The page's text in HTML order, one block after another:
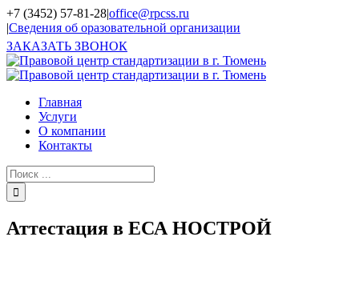
+7 (3452) 57-81-28|office@rpcss.ru
|Сведения об оразовательной организации
ЗАКАЗАТЬ ЗВОНОК
Главная
Услуги
О компании
Контакты
Аттестация в ЕСА НОСТРОЙ